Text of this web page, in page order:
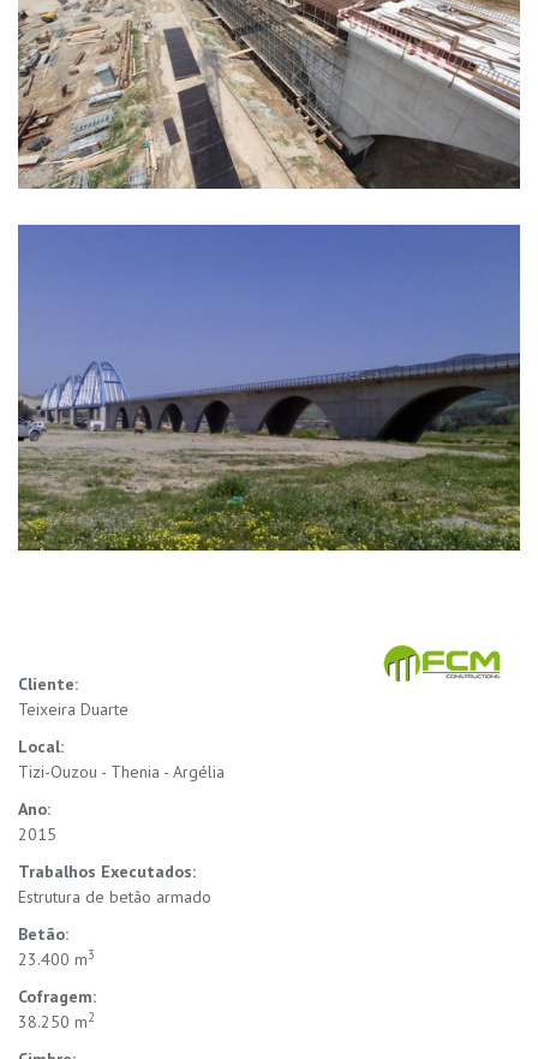
Cliente:
Teixeira Duarte
Local:
Tizi-Ouzou - Thenia - Argélia
Ano:
2015
Trabalhos Executados:
Estrutura de betão armado
Betão:
23.400 m3
Cofragem:
38.250 m2